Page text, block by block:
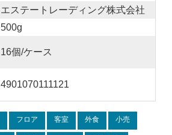
エステートレーディング株式会社
500g
16個/ケース
4901070111121
フロア 客室 外食 小売